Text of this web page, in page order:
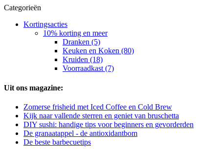
Categorieën
Kortingsacties
10% korting en meer
Dranken (5)
Keuken en Koken (80)
Kruiden (18)
Voorraadkast (7)
Uit ons magazine:
Zomerse frisheid met Iced Coffee en Cold Brew
Kijk naar vallende sterren en geniet van bruschetta
DIY sushi: handige tips voor beginners en gevorderden
De granaatappel - de antioxidantbom
De beste barbecuetips